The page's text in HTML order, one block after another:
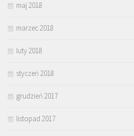
maj 2018
marzec 2018
luty 2018
styczeń 2018
grudzień 2017
listopad 2017